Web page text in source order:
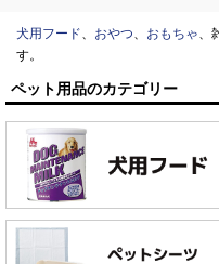
犬用フード、 おやつ、 おもちゃ、
す。
ペット用品のカテゴリー